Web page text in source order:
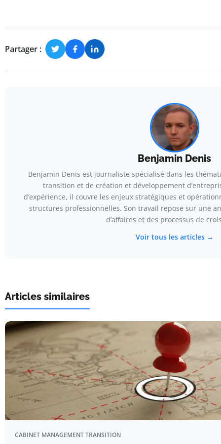
Partager :
Benjamin Denis
Benjamin Denis est journaliste spécialisé dans les
transition et de création et développement
d’expérience, il couvre les enjeux stratégiques et
structures professionnelles. Son travail repose sur une
d’affaires et des processus de
Voir tous les articles →
Articles similaires
CABINET MANAGEMENT TRANSITION